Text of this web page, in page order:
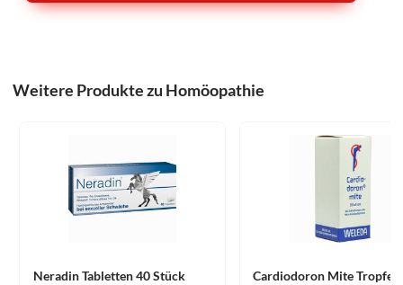
Weitere Produkte zu Homöopathie
Neradin Tabletten 40 Stück